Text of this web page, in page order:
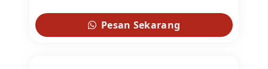
Pesan Sekarang